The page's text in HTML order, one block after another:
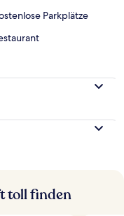
Parkplätze
toll finden